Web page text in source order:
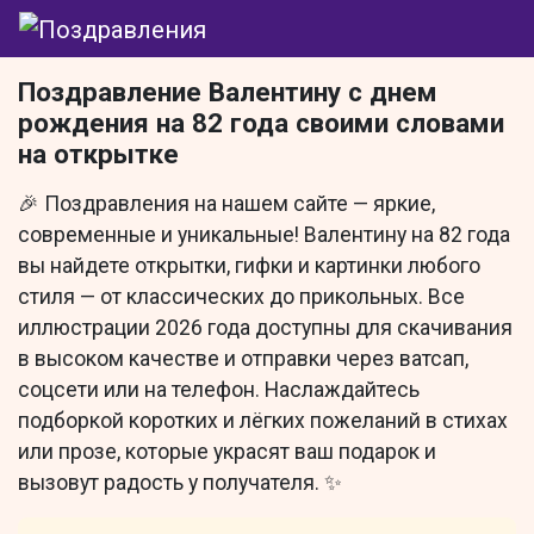
Поздравление Валентину с днем
рождения на 82 года своими словами
на открытке
🎉 Поздравления на нашем сайте — яркие,
современные и уникальные! Валентину на 82 года
вы найдете открытки, гифки и картинки любого
стиля — от классических до прикольных. Все
иллюстрации 2026 года доступны для скачивания
в высоком качестве и отправки через ватсап,
соцсети или на телефон. Наслаждайтесь
подборкой коротких и лёгких пожеланий в стихах
или прозе, которые украсят ваш подарок и
вызовут радость у получателя. ✨